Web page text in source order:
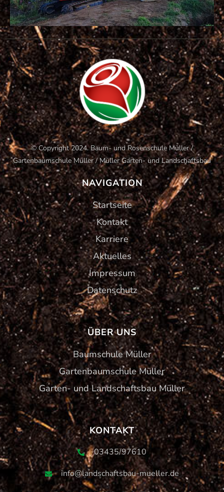
© Copyright 2024. Baum- und Rosenschule Müller /
Gartenbaumschule Müller / Müller Garten- und Landschaftsbau
NAVIGATION
Startseite
Kontakt
Karriere
Aktuelles
Impressum
Datenschutz
ÜBER UNS
Baumschule Müller
Gartenbaumschule Müller
Garten- und Landschaftsbau Müller
KONTAKT
03435/97610
info@landschaftsbau-mueller.de